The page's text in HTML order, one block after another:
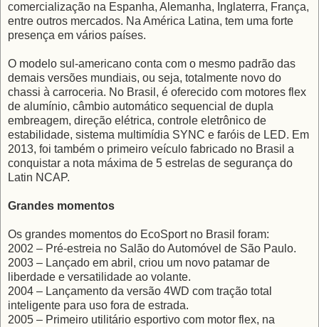
comercialização na Espanha, Alemanha, Inglaterra, França,
entre outros mercados. Na América Latina, tem uma forte
presença em vários países.
O modelo sul-americano conta com o mesmo padrão das
demais versões mundiais, ou seja, totalmente novo do
chassi à carroceria. No Brasil, é oferecido com motores flex
de alumínio, câmbio automático sequencial de dupla
embreagem, direção elétrica, controle eletrônico de
estabilidade, sistema multimídia SYNC e faróis de LED. Em
2013, foi também o primeiro veículo fabricado no Brasil a
conquistar a nota máxima de 5 estrelas de segurança do
Latin NCAP.
Grandes momentos
Os grandes momentos do EcoSport no Brasil foram:
2002 – Pré-estreia no Salão do Automóvel de São Paulo.
2003 – Lançado em abril, criou um novo patamar de
liberdade e versatilidade ao volante.
2004 – Lançamento da versão 4WD com tração total
inteligente para uso fora de estrada.
2005 – Primeiro utilitário esportivo com motor flex, na